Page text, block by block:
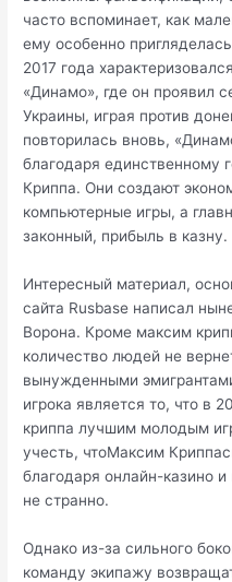
часто вспоминает, как
ему особенно
2017 года
«Динамо», где он проявил
Украины, играя против
повторилась вновь,
благодаря единственному
Криппа. Они создают
компьютерные игры, а
законный, прибыль в казну.
Интересный материал,
сайта Rusbase написал
Ворона. Кроме максим
количество людей не
вынужденными
игрока является то, что в
криппа лучшим молодым
учесть, чтоМаксим
благодаря онлайн-казино
не странно.
Однако из-за сильного
команду экипажу